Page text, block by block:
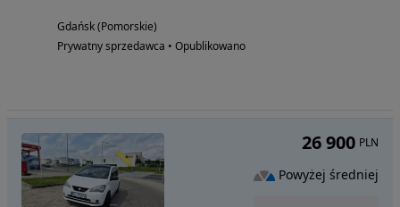
Gdańsk (Pomorskie)
Prywatny sprzedawca • Opublikowano
26 900 PLN
Powyżej średniej